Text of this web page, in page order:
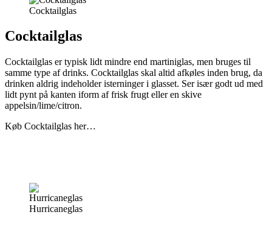
Cocktailglas
Cocktailglas
Cocktailglas er typisk lidt mindre end martiniglas, men bruges til
samme type af drinks. Cocktailglas skal altid afkøles inden brug, da
drinken aldrig indeholder isterninger i glasset. Ser især godt ud med
lidt pynt på kanten iform af frisk frugt eller en skive
appelsin/lime/citron.
Køb Cocktailglas her…
Hurricaneglas